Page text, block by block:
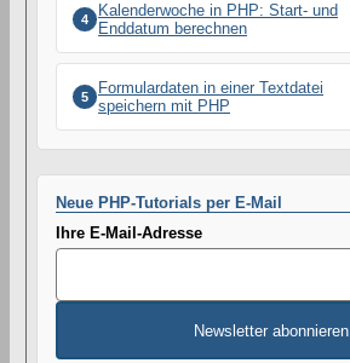
4
Kalenderwoche in PHP: Start- und
Enddatum berechnen
5
Formulardaten in einer Textdatei
speichern mit PHP
Neue PHP-Tutorials per E-Mail
Ihre E-Mail-Adresse
Newsletter abonnieren